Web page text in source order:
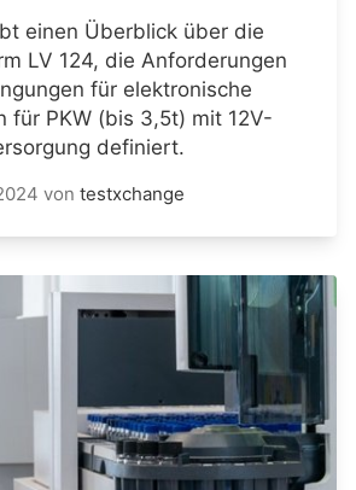
einen Überblick über die
LV 124, die Anforderungen
für elektronische
für PKW (bis 3,5t) mit 12V-
definiert.
von testxchange